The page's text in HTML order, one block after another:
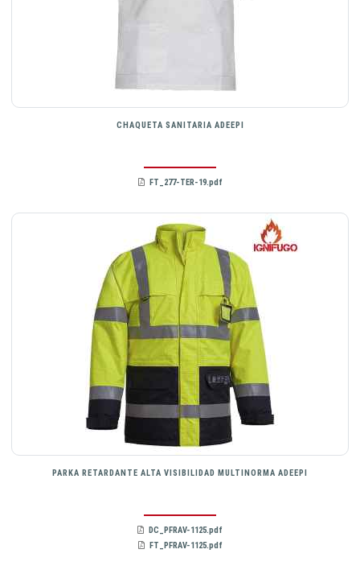
CHAQUETA SANITARIA ADEEPI
FT_277-TER-19.pdf
PARKA RETARDANTE ALTA VISIBILIDAD MULTINORMA ADEEPI
DC_PFRAV-1125.pdf
FT_PFRAV-1125.pdf